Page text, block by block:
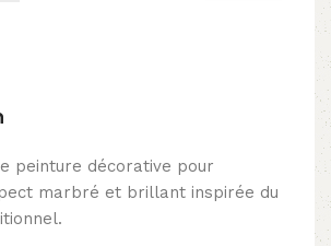
peinture décorative pour
marbré et brillant inspirée du